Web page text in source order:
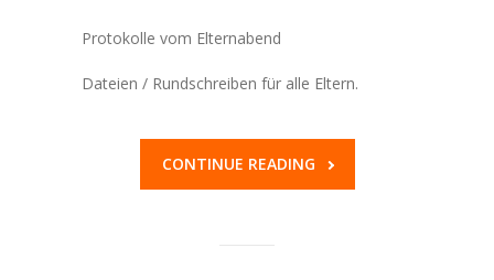
Protokolle vom Elternabend
Dateien / Rundschreiben für alle Eltern.
CONTINUE READING